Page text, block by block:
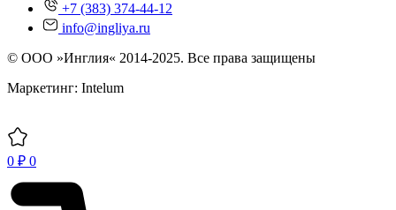
+7 (383) 374-44-12
info@ingliya.ru
© ООО »Инглия« 2014-2025. Все права защищены
Маркетинг: Intelum
0 ₽ 0